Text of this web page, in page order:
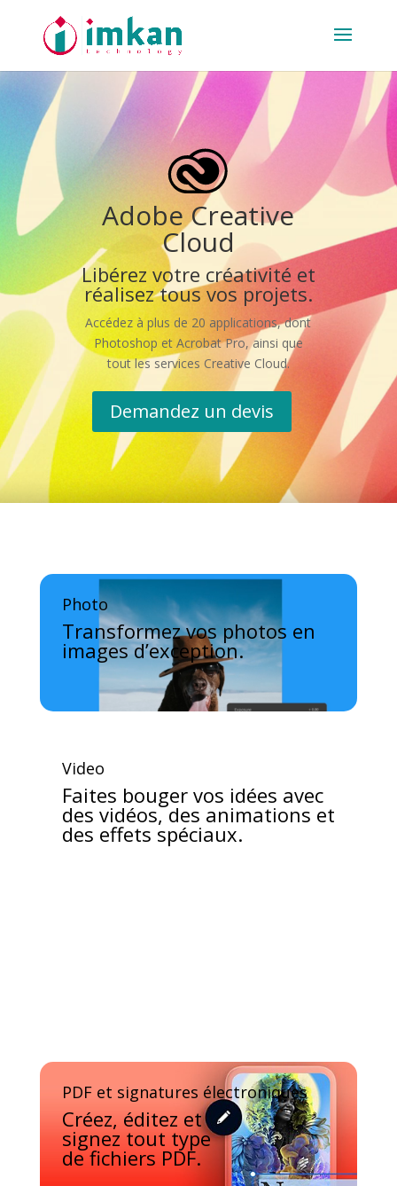
Adobe Creative
Cloud
Libérez votre créativité et
réalisez tous vos projets.
Accédez à plus de 20 applications, dont
Photoshop et Acrobat Pro, ainsi que
tout les services Creative Cloud.
Demandez un devis
Photo
Transformez vos photos en
images d’exception.
Video
Faites bouger vos idées avec
des vidéos, des animations et
des effets spéciaux.
PDF et signatures électroniques
Créez, éditez et
signez tout type
de fichiers PDF.